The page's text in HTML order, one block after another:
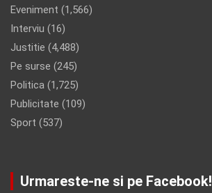
Eveniment (1,566)
Interviu (16)
Justitie (4,488)
Pe surse (245)
Politica (1,725)
Publicitate (109)
Sport (537)
Urmareste-ne si pe Facebook!